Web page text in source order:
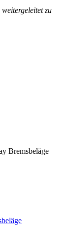
zu
Bremsbeläge